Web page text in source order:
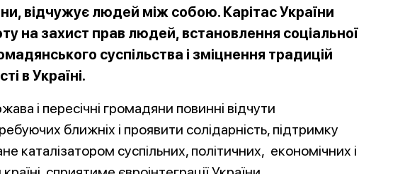
відчужує людей між собою. Карітас України
на захист прав людей, встановлення соціальної
суспільства і зміцнення традицій
в Україні.
і пересічні громадяни повинні відчути
ближніх і проявити солідарність, підтримку
каталізатором суспільних, політичних, економічних і